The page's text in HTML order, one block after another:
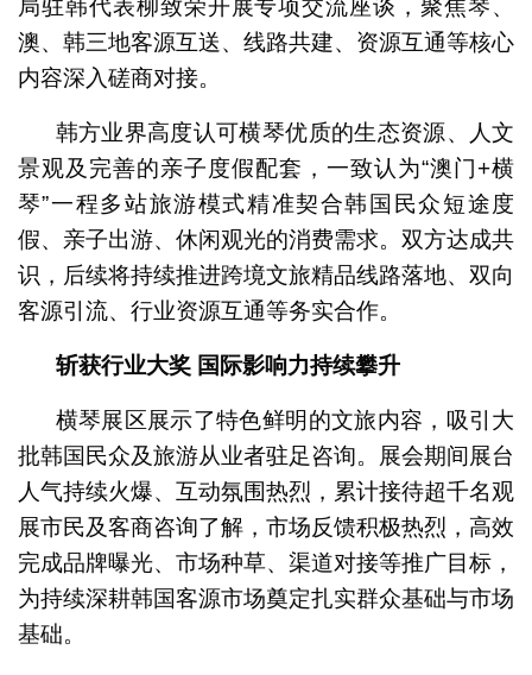
局驻韩代表柳致荣开展专项交流座谈，聚焦琴、
澳、韩三地客源互送、线路共建、资源互通等核心
内容深入磋商对接。
韩方业界高度认可横琴优质的生态资源、人文
景观及完善的亲子度假配套，一致认为“澳门+横
琴”一程多站旅游模式精准契合韩国民众短途度
假、亲子出游、休闲观光的消费需求。双方达成共
识，后续将持续推进跨境文旅精品线路落地、双向
客源引流、行业资源互通等务实合作。
斩获行业大奖 国际影响力持续攀升
横琴展区展示了特色鲜明的文旅内容，吸引大
批韩国民众及旅游从业者驻足咨询。展会期间展台
人气持续火爆、互动氛围热烈，累计接待超千名观
展市民及客商咨询了解，市场反馈积极热烈，高效
完成品牌曝光、市场种草、渠道对接等推广目标，
为持续深耕韩国客源市场奠定扎实群众基础与市场
基础。